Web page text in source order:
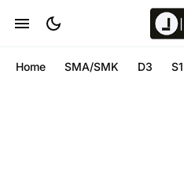
Home SMA/SMK D3 S1